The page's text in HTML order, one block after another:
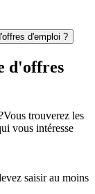
d'emploi ?
d'offres
Vous trouverez les
vous intéresse
saisir au moins